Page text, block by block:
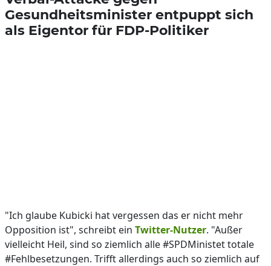
Gesundheitsminister entpuppt sich
als Eigentor für FDP-Politiker
"Ich glaube Kubicki hat vergessen das er nicht mehr
Opposition ist", schreibt ein Twitter-Nutzer. "Außer
vielleicht Heil, sind so ziemlich alle #SPDMinistet totale
#Fehlbesetzungen. Trifft allerdings auch so ziemlich auf